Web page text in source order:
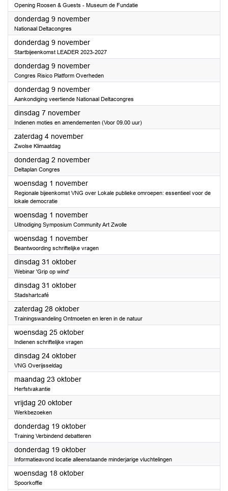
Opening Roosen & Guests - Museum de Fundatie
donderdag 9 november2023
Nationaal Deltacongres
donderdag 9 november2023
Startbijeenkomst LEADER 2023-2027
donderdag 9 november2023
Congres Risico Platform Overheden
donderdag 9 november2023
Aankondiging veertiende Nationaal Deltacongres
dinsdag 7 november2023
Indienen moties en amendementen (Voor 09.00 uur)
zaterdag 4 november2023
Zwolse Klimaatdag
donderdag 2 november2023
Deltaplan Congres
woensdag 1 november2023
Regionale bijeenkomst VNG over Lokale publieke omroepen: essentieel voor de
lokale democratie
woensdag 1 november2023
Uitnodiging Symposium Community Art Zwolle
woensdag 1 november2023
Beantwoording schriftelijke vragen
dinsdag 31 oktober2023
Webinar 'Grip op wind'
dinsdag 31 oktober2023
Stadshartcafé
zaterdag 28 oktober2023
Trainingswandeling Ontmoeten en leren in de natuur
woensdag 25 oktober2023
Indienen schriftelijke vragen
dinsdag 24 oktober2023
VNG Overijsseldag
maandag 23 oktober2023
Herfstvakantie
vrijdag 20 oktober2023
Werkbezoeken
donderdag 19 oktober2023
Training Verbindend debatteren
donderdag 19 oktober2023
Informatieavond locatie alleenstaande minderjarige vluchtelingen
woensdag 18 oktober2023
Spoorkoffie